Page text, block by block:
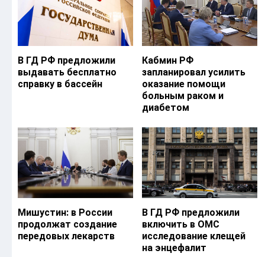
В ГД РФ предложили
выдавать бесплатно
справку в бассейн
Кабмин РФ
запланировал усилить
оказание помощи
больным раком и
диабетом
Мишустин: в России
продолжат создание
передовых лекарств
В ГД РФ предложили
включить в ОМС
исследование клещей
на энцефалит